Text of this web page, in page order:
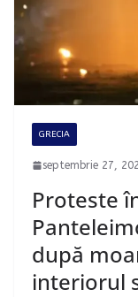
GRECIA
septembrie 27,
Proteste
după
interiorul